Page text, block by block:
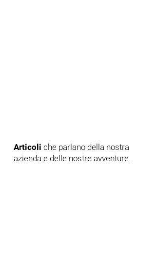
Articoli che parlano della nostra
azienda e delle nostre avventure.